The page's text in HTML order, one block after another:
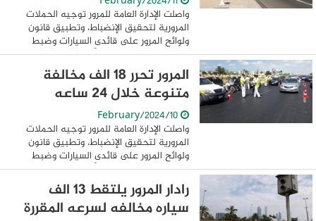
واصلت الإدارة العامة للمرور توجيه الحملات
المرورية لتحقيق الإنضباط، وتطبيق قانون
ولوائح المرور على قائدى السيارات وضبط
المخالفين منهم.. حيث أسفرت جهودها
خلال 24 ساعة عن ضبط 16341مخالفة مرورية
متنوعة ...
المرور تحرر 18 الف مخالفة
متنوعة خلال 24 ساعه
واصلت الإدارة العامة للمرور توجيه الحملات
المرورية لتحقيق الإنضباط، وتطبيق قانون
ولوائح المرور على قائدى السيارات وضبط
المخالفين منهم.. حيث أسفرت جهودها
خلال 24 ساعة عن ضبط 18079 مخالفة
مرورية ...
رادار المرور يلتقط 13 الف
سياره مخالفه لسرعه المقررة